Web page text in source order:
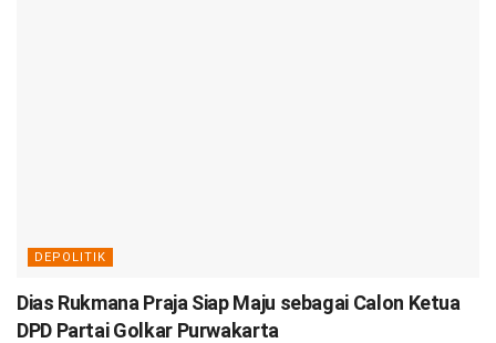
DEPOLITIK
Dias Rukmana Praja Siap Maju sebagai Calon Ketua
DPD Partai Golkar Purwakarta